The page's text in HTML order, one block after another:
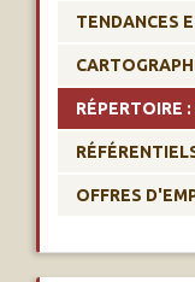
TENDANCES
RÉPERTOIRE
OFFRES